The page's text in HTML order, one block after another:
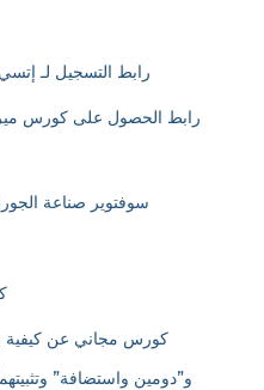
رابط التسجيل لـ إتسي
سوفتوير صناعة
كورس مجاني عن كيفية
و”دومين واستضافة”